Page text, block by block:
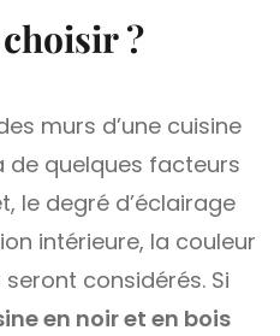
?
murs d’une cuisine
de quelques facteurs
le degré d’éclairage
intérieure, la couleur
considérés. Si
en noir et en bois